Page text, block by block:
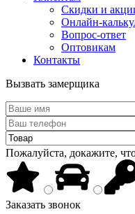
Скидки и
Онлайн-
Вопрос-ответ
Оптовикам
Контакты
Вызвать замерщика
Пожалуйста, докажите,
Заказать звонок